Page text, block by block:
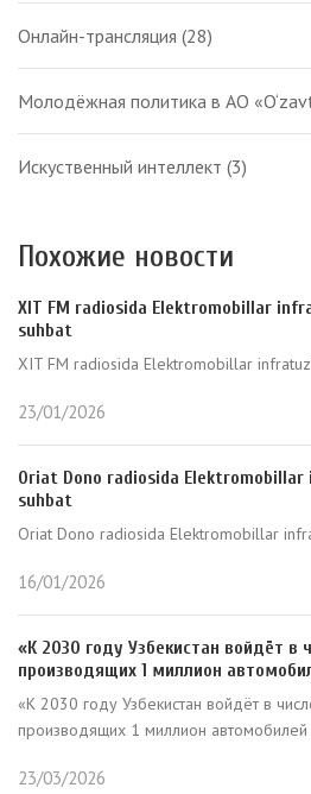
Онлайн-трансляция (28)
Молодёжная политика в АО
Искуственный интеллект (3)
Похожие новости
XIT FM radiosida Elektromobillar
suhbat
XIT FM radiosida Elektromobillar
23/01/2026
Oriat Dono radiosida
suhbat
Oriat Dono radiosida Elektromobillar
16/01/2026
«К 2030 году Узбекистан войдёт в
производящих 1 миллион
«К 2030 году Узбекистан войдёт в
производящих 1 миллион автомобилей
23/03/2026